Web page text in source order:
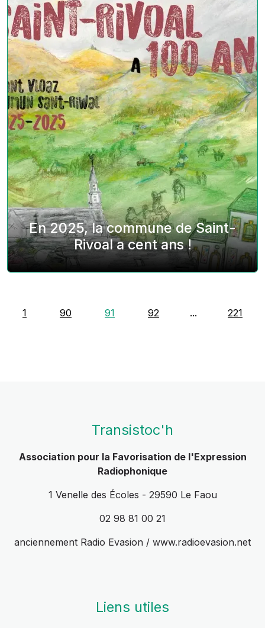
En 2025, la commune de Saint-
Rivoal a cent ans !
1 90 91 92 ... 221
Transistoc'h
Association pour la Favorisation de l'Expression
Radiophonique
1 Venelle des Écoles - 29590 Le Faou
02 98 81 00 21
anciennement Radio Evasion / www.radioevasion.net
Liens utiles